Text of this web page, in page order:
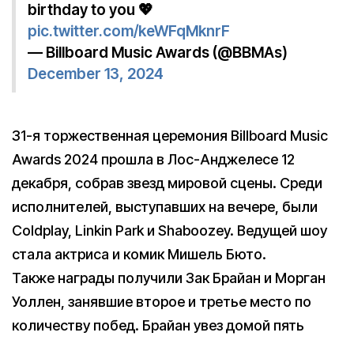
birthday to you 💖
pic.twitter.com/keWFqMknrF
— Billboard Music Awards (@BBMAs)
December 13, 2024
31-я торжественная церемония Billboard Music
Awards 2024 прошла в Лос-Анджелесе 12
декабря, собрав звезд мировой сцены. Среди
исполнителей, выступавших на вечере, были
Coldplay, Linkin Park и Shaboozey. Ведущей шоу
стала актриса и комик Мишель Бюто.
Также награды получили Зак Брайан и Морган
Уоллен, занявшие второе и третье место по
количеству побед. Брайан увез домой пять